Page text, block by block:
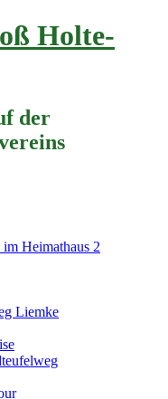
Holte-
der
im Heimathaus 2
Liemke